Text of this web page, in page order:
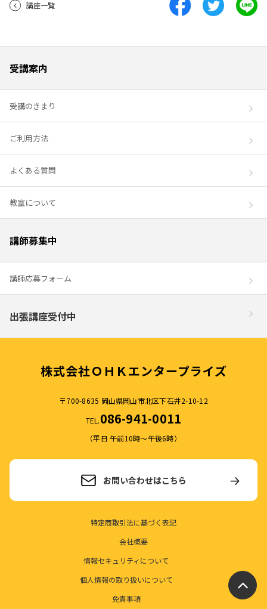
講座一覧
株式会社ＯＨＫエンタープライズ
〒700-8635 岡山県岡山市北区下石井2-10-12
TEL.086-941-0011
（平日 午前10時～午後6時）
お問い合わせはこちら
受講案内
受講のきまり
ご利用方法
よくある質問
教室について
講師募集中
講師応募フォーム
出張講座受付中
特定商取引法に基づく表記
会社概要
情報セキュリティについて
個人情報の取り扱いについて
免責事項